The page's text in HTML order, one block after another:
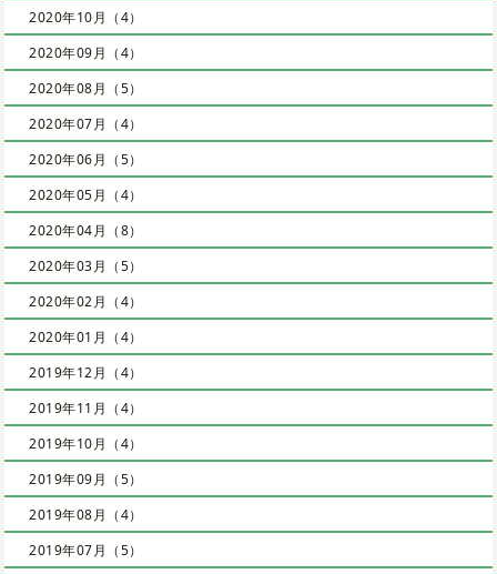
2020年10月（4）
2020年09月（4）
2020年08月（5）
2020年07月（4）
2020年06月（5）
2020年05月（4）
2020年04月（8）
2020年03月（5）
2020年02月（4）
2020年01月（4）
2019年12月（4）
2019年11月（4）
2019年10月（4）
2019年09月（5）
2019年08月（4）
2019年07月（5）